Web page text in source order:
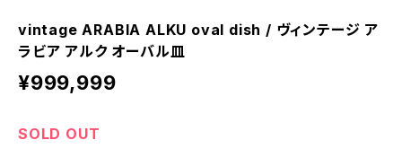
vintage ARABIA ALKU oval dish / ヴィンテージ ア
ラビア アルク オーバル皿
¥999,999
SOLD OUT